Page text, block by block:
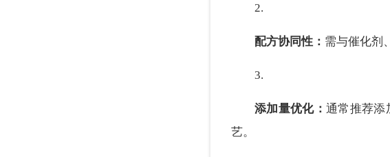
2.
配方协同性： 需与催化剂
3.
添加量优化： 通常推荐添
艺。